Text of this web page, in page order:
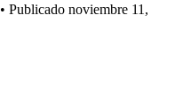
• Publicado noviembre 11,